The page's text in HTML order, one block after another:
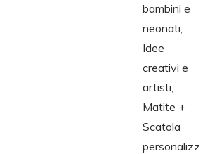
bambini e
neonati
Idee
creativi e
artisti
Matite +
Scatola
personalizz